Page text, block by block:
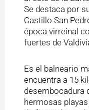
Se destaca por
Castillo San
época virreinal
fuertes de
Es el balneario
encuentra a 15
desembocadura
hermosas